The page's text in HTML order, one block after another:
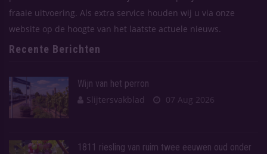
fraaie uitvoering. Als extra service houden wij u via onze
website op de hoogte van het laatste actuele nieuws.
Recente Berichten
Wijn van het perron
Slijtersvakblad
07 Aug 2026
1811 riesling van ruim twee eeuwen oud onder